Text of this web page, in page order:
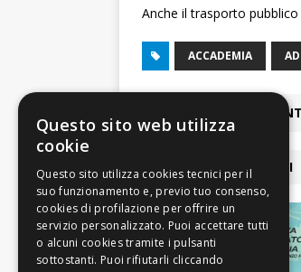
Anche il trasporto
ACCADEMIA
ARTICOLO
ARTICOLI COLLEGATI
Questo sito web utilizza
cookie